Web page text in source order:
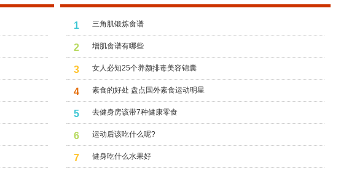
1 三角肌锻炼食谱
2 增肌食谱有哪些
3 女人必知25个养颜排毒美容锦囊
4 素食的好处 盘点国外素食运动明星
5 去健身房该带7种健康零食
6 运动后该吃什么呢?
7 健身吃什么水果好